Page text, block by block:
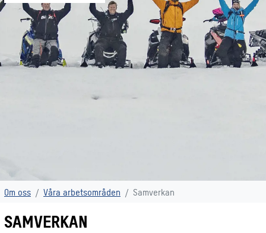
Om oss Våra arbetsområden Samverkan
SAMVERKAN